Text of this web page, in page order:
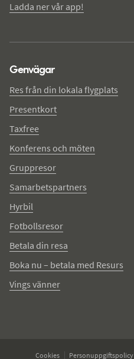
Ladda ner vår app!
Genvägar
Res från din lokala flygplats
Presentkort
Taxfree
Konferens och möten
Gruppresor
Samarbetspartners
Hyrbil
Fotbollsresor
Betala din resa
Boka nu – betala med Resurs
Vings vänner
Cookies Personuppgiftspolicy